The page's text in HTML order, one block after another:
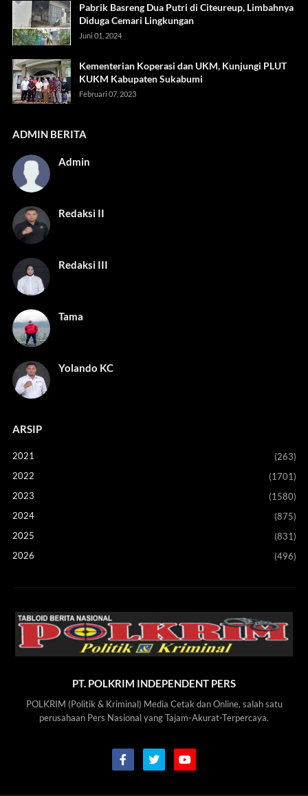
Pabrik Basreng Dua Putri di Citeureup, Limbahnya
Diduga Cemari Lingkungan
Juni 01, 2024
Kementerian Koperasi dan UKM, Kunjungi PLUT
KUKM Kabupaten Sukabumi
Februari 07, 2023
ADMIN BERITA
Admin
Redaksi II
Redaksi III
Tama
Yolando KC
ARSIP
2021
(263)
2022
(1701)
2023
(1580)
2024
(875)
2025
(831)
2026
(496)
PT. POLKRIM INDEPENDENT PERS
POLKRIM (Politik & Kriminal) Media Cetak dan Online, salah satu
perusahaan Pers Nasional yang Tajam-Akurat-Terpercaya.